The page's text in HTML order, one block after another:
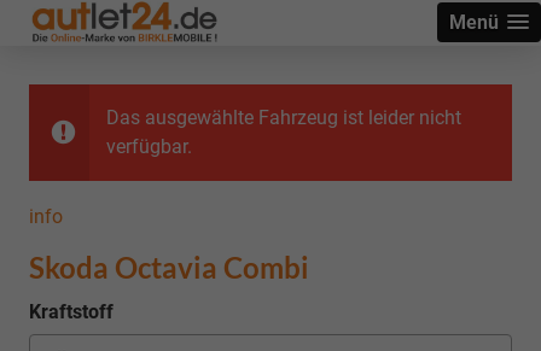
Menü
Das ausgewählte Fahrzeug ist leider nicht
verfügbar.
info
Skoda Octavia Combi
Kraftstoff